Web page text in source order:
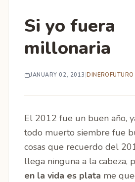
Si yo fuera
millonaria
JANUARY 02, 2013 |DINEROFUTURO
El 2012 fue un buen año,
todo muerto siembre fue
cosas que recuerdo del
llega ninguna a la cabeza,
en la vida es plata me